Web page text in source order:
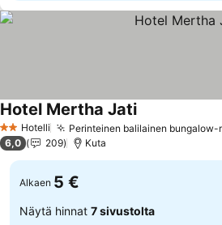
2 Tähtiluokitus
Hotelli Perinteinen balilainen bungalow-
Hotel Mertha Jati
6,0 209 Kuta
Alkaen 5 €
Näytä hinnat 7 sivustolta